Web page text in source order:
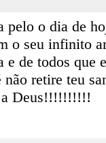
pelo o dia de
o seu infinito
de todos que
retire teu
a Deus!!!!!!!!!!